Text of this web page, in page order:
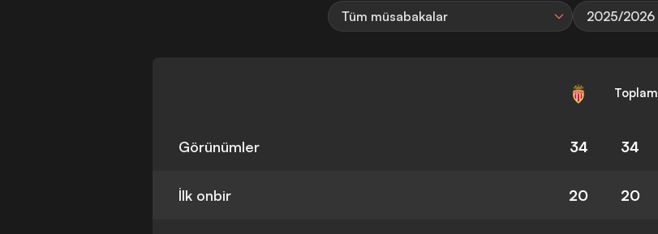
Tüm müsabakalar 2025/2026
Toplam
Görünümler 34 34
İlk onbir 20 20